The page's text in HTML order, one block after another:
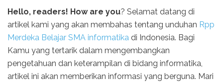
Hello, readers! How are you? Selamat datang di
artikel kami yang akan membahas tentang unduhan Rpp
Merdeka Belajar SMA informatika di Indonesia. Bagi
Kamu yang tertarik dalam mengembangkan
pengetahuan dan keterampilan di bidang informatika,
artikel ini akan memberikan informasi yang berguna. Mari